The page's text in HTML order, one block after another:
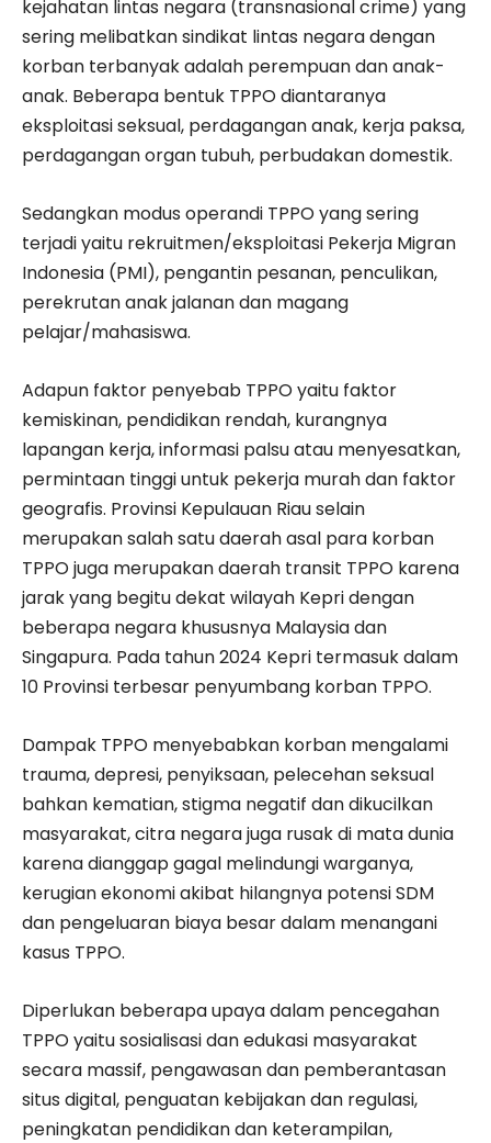
kejahatan lintas negara (transnasional crime) yang
sering melibatkan sindikat lintas negara dengan
korban terbanyak adalah perempuan dan anak-
anak. Beberapa bentuk TPPO diantaranya
eksploitasi seksual, perdagangan anak, kerja paksa,
perdagangan organ tubuh, perbudakan domestik.
Sedangkan modus operandi TPPO yang sering
terjadi yaitu rekruitmen/eksploitasi Pekerja Migran
Indonesia (PMI), pengantin pesanan, penculikan,
perekrutan anak jalanan dan magang
pelajar/mahasiswa.
Adapun faktor penyebab TPPO yaitu faktor
kemiskinan, pendidikan rendah, kurangnya
lapangan kerja, informasi palsu atau menyesatkan,
permintaan tinggi untuk pekerja murah dan faktor
geografis. Provinsi Kepulauan Riau selain
merupakan salah satu daerah asal para korban
TPPO juga merupakan daerah transit TPPO karena
jarak yang begitu dekat wilayah Kepri dengan
beberapa negara khususnya Malaysia dan
Singapura. Pada tahun 2024 Kepri termasuk dalam
10 Provinsi terbesar penyumbang korban TPPO.
Dampak TPPO menyebabkan korban mengalami
trauma, depresi, penyiksaan, pelecehan seksual
bahkan kematian, stigma negatif dan dikucilkan
masyarakat, citra negara juga rusak di mata dunia
karena dianggap gagal melindungi warganya,
kerugian ekonomi akibat hilangnya potensi SDM
dan pengeluaran biaya besar dalam menangani
kasus TPPO.
Diperlukan beberapa upaya dalam pencegahan
TPPO yaitu sosialisasi dan edukasi masyarakat
secara massif, pengawasan dan pemberantasan
situs digital, penguatan kebijakan dan regulasi,
peningkatan pendidikan dan keterampilan,